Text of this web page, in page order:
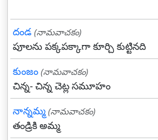
దండ (నామవాచకం)
పూలను పక్కపక్కాగా కూర్చి కుట్టినది
కుంజం (నామవాచకం)
చిన్న- చిన్న చెట్ల సమూహం
నాన్నమ్మ (నామవాచకం)
తండ్రికి అమ్మ